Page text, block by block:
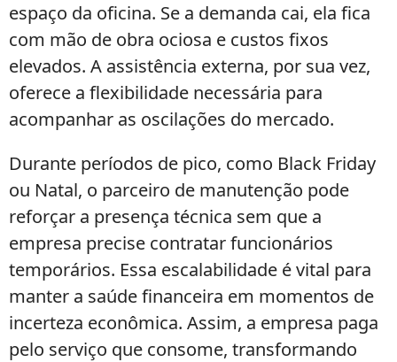
espaço da oficina. Se a demanda cai, ela fica
com mão de obra ociosa e custos fixos
elevados. A assistência externa, por sua vez,
oferece a flexibilidade necessária para
acompanhar as oscilações do mercado.
Durante períodos de pico, como Black Friday
ou Natal, o parceiro de manutenção pode
reforçar a presença técnica sem que a
empresa precise contratar funcionários
temporários. Essa escalabilidade é vital para
manter a saúde financeira em momentos de
incerteza econômica. Assim, a empresa paga
pelo serviço que consome, transformando